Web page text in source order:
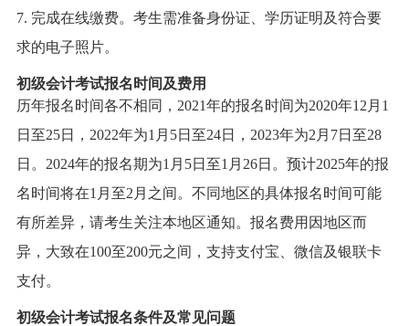
7. 完成在线缴费。考生需准备身份证、学历证明及符合要
求的电子照片。
初级会计考试报名时间及费用
历年报名时间各不相同，2021年的报名时间为2020年12月1
日至25日，2022年为1月5日至24日，2023年为2月7日至28
日。2024年的报名期为1月5日至1月26日。预计2025年的报
名时间将在1月至2月之间。不同地区的具体报名时间可能
有所差异，请考生关注本地区通知。报名费用因地区而
异，大致在100至200元之间，支持支付宝、微信及银联卡
支付。
初级会计考试报名条件及常见问题